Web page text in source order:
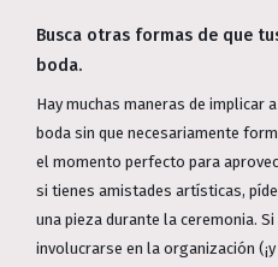
Busca otras formas de que
boda.
Hay muchas maneras de implicar
boda sin que necesariamente
el momento perfecto para
si tienes amistades artísticas,
una pieza durante la ceremonia.
involucrarse en la organización